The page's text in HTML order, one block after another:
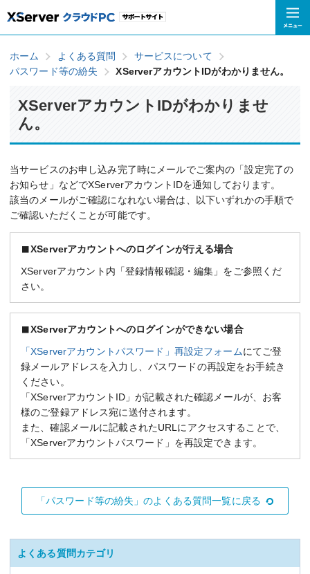
ホーム よくある質問
サービスについて
パスワード等の紛失
XServerアカウントIDがわかりません。
XServerアカウントIDがわかりませ
ん。
当サービスのお申し込み完了時にメールでご案内の「設定完了の
お知らせ」などでXServerアカウントIDを通知しております。
該当のメールがご確認になれない場合は、以下いずれかの手順で
ご確認いただくことが可能です。
XServerアカウントへのログインが行える場合
XServerアカウント内「登録情報確認・編集」をご参照くだ
さい。
XServerアカウントへのログインができない場合
「XServerアカウントパスワード」再設定フォームにてご登
録メールアドレスを入力し、パスワードの再設定をお手続き
ください。
「XServerアカウントID」が記載された確認メールが、お客
様のご登録アドレス宛に送付されます。
また、確認メールに記載されたURLにアクセスすることで、
「XServerアカウントパスワード」を再設定できます。
「パスワード等の紛失」のよくある質問一覧に戻る
よくある質問カテゴリ